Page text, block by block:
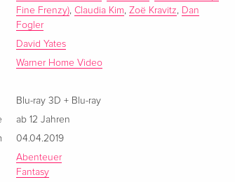
Fine Frenzy),Claudia Kim,Zoë Kravitz, Dan
Fogler
David Yates
Warner Home Video
Blu-ray 3D + Blu-ray
ab 12 Jahren
04.04.2019
Abenteuer
Fantasy